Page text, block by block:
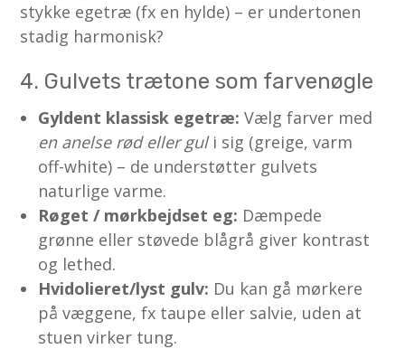
stykke egetræ (fx en hylde) – er undertonen
stadig harmonisk?
4. Gulvets trætone som farvenøgle
Gyldent klassisk egetræ: Vælg farver med
en anelse rød eller guli sig (greige, varm
off-white) – de understøtter gulvets
naturlige varme.
Røget / mørkbejdset eg: Dæmpede
grønne eller støvede blågrå giver kontrast
og lethed.
Hvidolieret/lyst gulv: Du kan gå mørkere
på væggene, fx taupe eller salvie, uden at
stuen virker tung.